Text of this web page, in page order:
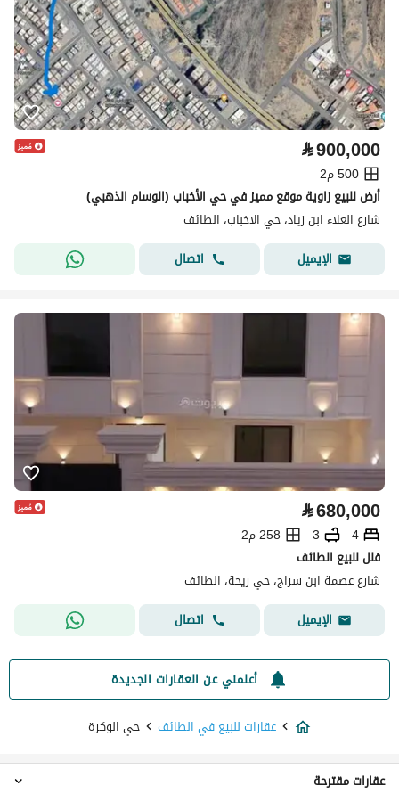
⃁900,000
500 م2
أرض للبيع زاوية موقع مميز في حي الأخباب (الوسام الذهبي)
شارع العلاء ابن زياد، حي الاخباب، الطائف
الإيميل
اتصال
⃁680,000
4
3
258 م2
فلل للبيع الطائف
شارع عصمة ابن سراج، حي ريحة، الطائف
الإيميل
اتصال
أعلمني عن العقارات الجديدة
عقارات للبيع في الطائف
حي الوكرة
عقارات مقترحة